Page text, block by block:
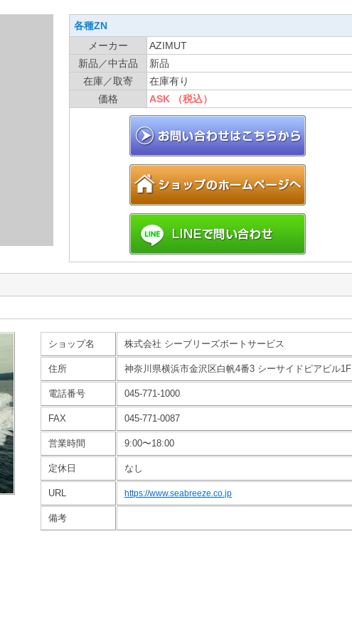
各種ZN
メーカー
AZIMUT
新品／中古品
新品
在庫／取寄
在庫有り
価格
ASK （税込）
ショップ名 株式会社 シーブリーズボートサービス
住所 神奈川県横浜市金沢区白帆4番3 シーサイドピアビル1F
電話番号 045-771-1000
FAX 045-771-0087
営業時間 9:00〜18:00
定休日 なし
URL https://www.seabreeze.co.jp
備考